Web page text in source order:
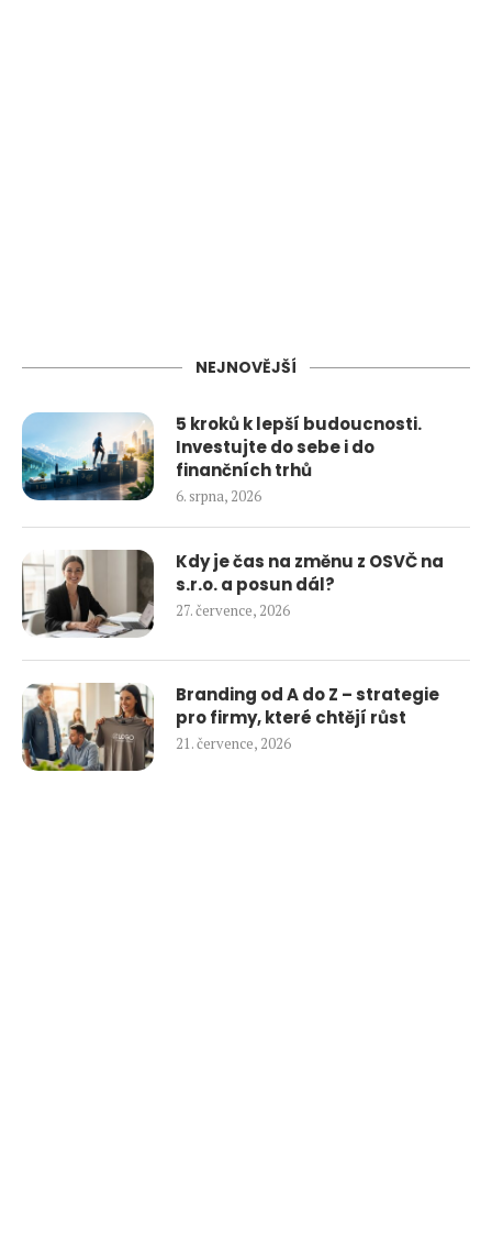
NEJNOVĚJŠÍ
5 kroků k lepší budoucnosti.
Investujte do sebe i do
finančních trhů
6. srpna, 2026
Kdy je čas na změnu z OSVČ na
s.r.o. a posun dál?
27. července, 2026
Branding od A do Z – strategie
pro firmy, které chtějí růst
21. července, 2026